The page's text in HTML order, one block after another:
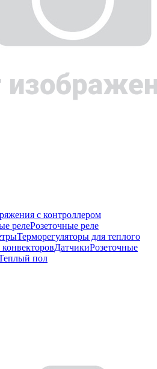
с контроллером
релеРозеточные реле
Терморегуляторы для теплого
ДатчикиРозеточные
пол